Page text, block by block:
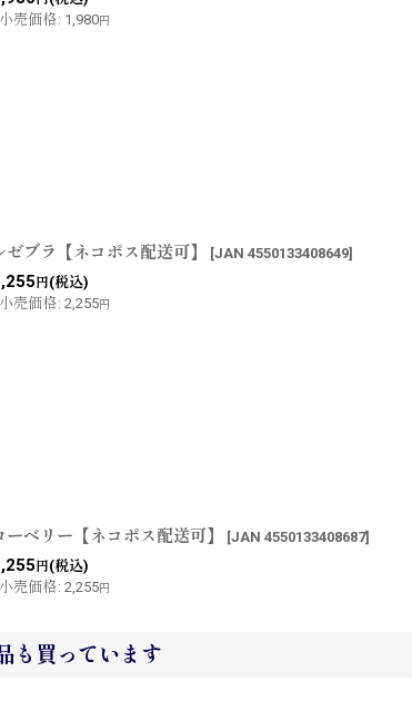
売価格: 1,980円
ブラ【ネコポス配送可】 [JAN 4550133408649]
円(税込)
売価格: 2,255円
ベリー【ネコポス配送可】 [JAN 4550133408687]
円(税込)
売価格: 2,255円
も買っています